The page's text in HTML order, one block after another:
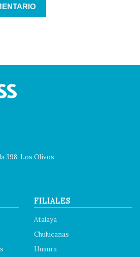
398, Los Olivos
FILIALES
Atalaya
Chulucanas
Huaura